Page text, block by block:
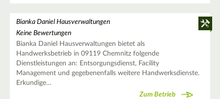
Bianka Daniel Hausverwaltungen
Keine Bewertungen
Bianka Daniel Hausverwaltungen bietet als
Handwerksbetrieb in 09119 Chemnitz folgende
Dienstleistungen an: Entsorgungsdienst, Facility
Management und gegebenenfalls weitere Handwerksdienste.
Erkundige…
Zum Betrieb